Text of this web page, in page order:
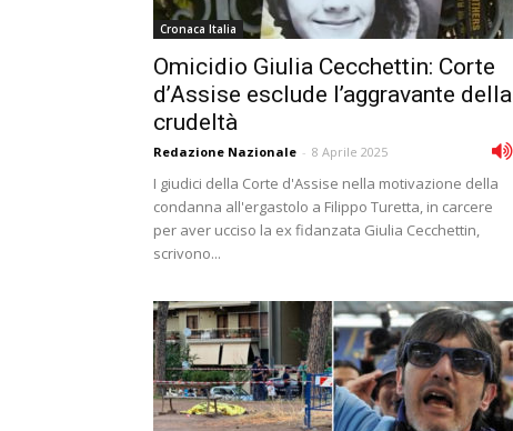
Cronaca Italia
Omicidio Giulia Cecchettin: Corte
d’Assise esclude l’aggravante della
crudeltà
Redazione Nazionale - 8 Aprile 2025
I giudici della Corte d'Assise nella motivazione della
condanna all'ergastolo a Filippo Turetta, in carcere
per aver ucciso la ex fidanzata Giulia Cecchettin,
scrivono...